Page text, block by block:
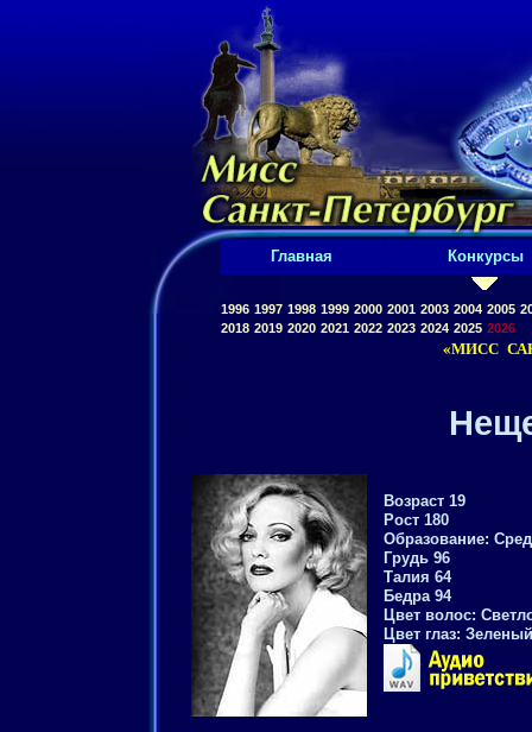
Главная Конкурсы
1996 1997 1998 1999 2000 2001 2003 2004 2005
2018 2019 2020 2021 2022 2023 2024 2025 2026
«МИСС
Возраст 19
Рост 180
Образование:
Грудь 96
Талия 64
Бедра 94
Цвет волос:
Цвет глаз: Зеленый